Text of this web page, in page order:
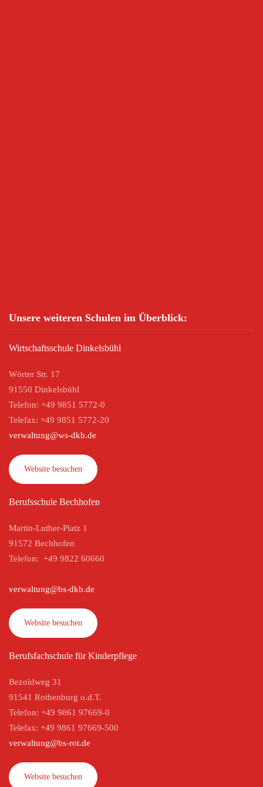
Unsere weiteren Schulen im Überblick:
Wirtschaftsschule Dinkelsbühl
Wörter Str. 17
91550 Dinkelsbühl
Telefon: +49 9851 5772-0
Telefax: +49 9851 5772-20
verwaltung@ws-dkb.de
Website besuchen
Berufsschule Bechhofen
Martin-Luther-Platz 1
91572 Bechhofen
Telefon: +49 9822 60660
verwaltung@bs-dkb.de
Website besuchen
Berufsfachschule für Kinderpflege
Bezoldweg 31
91541 Rothenburg o.d.T.
Telefon: +49 9861 97669-0
Telefax: +49 9861 97669-500
verwaltung@bs-rot.de
Website besuchen